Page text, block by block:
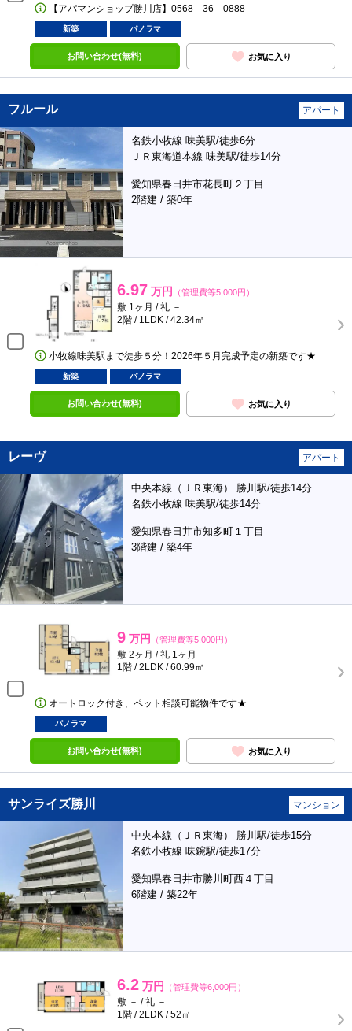
【アパマンショップ勝川店】0568－36－0888
新築 パノラマ
お問い合わせ(無料) お気に入り
フルール アパート
名鉄小牧線 味美駅/徒歩6分
ＪＲ東海道本線 味美駅/徒歩14分
愛知県春日井市花長町２丁目
2階建 / 築0年
6.97 万円 （管理費等5,000円）
敷 1ヶ月 / 礼 －
2階 / 1LDK / 42.34㎡
小牧線味美駅まで徒歩５分！2026年５月完成予定の新築です★
新築 パノラマ
お問い合わせ(無料) お気に入り
レーヴ アパート
中央本線（ＪＲ東海） 勝川駅/徒歩14分
名鉄小牧線 味美駅/徒歩14分
愛知県春日井市知多町１丁目
3階建 / 築4年
9 万円 （管理費等5,000円）
敷 2ヶ月 / 礼 1ヶ月
1階 / 2LDK / 60.99㎡
オートロック付き、ペット相談可能物件です★
パノラマ
お問い合わせ(無料) お気に入り
サンライズ勝川 マンション
中央本線（ＪＲ東海） 勝川駅/徒歩15分
名鉄小牧線 味鋺駅/徒歩17分
愛知県春日井市勝川町西４丁目
6階建 / 築22年
6.2 万円 （管理費等6,000円）
敷 － / 礼 －
1階 / 2LDK / 52㎡